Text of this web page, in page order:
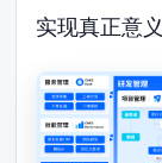
实现真正意